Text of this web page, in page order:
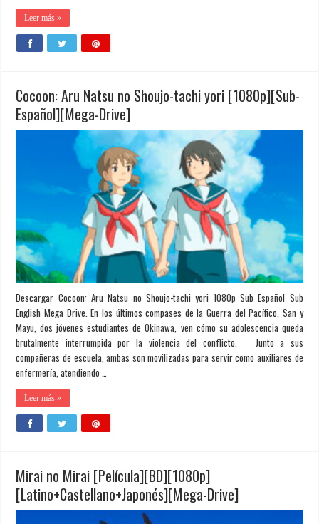
Leer más »
Cocoon: Aru Natsu no Shoujo-tachi yori [1080p][Sub-
Español][Mega-Drive]
Descargar Cocoon: Aru Natsu no Shoujo-tachi yori 1080p Sub Español Sub
English Mega Drive. En los últimos compases de la Guerra del Pacífico, San y
Mayu, dos jóvenes estudiantes de Okinawa, ven cómo su adolescencia queda
brutalmente interrumpida por la violencia del conflicto. Junto a sus
compañeras de escuela, ambas son movilizadas para servir como auxiliares de
enfermería, atendiendo …
Leer más »
Mirai no Mirai [Película][BD][1080p]
[Latino+Castellano+Japonés][Mega-Drive]